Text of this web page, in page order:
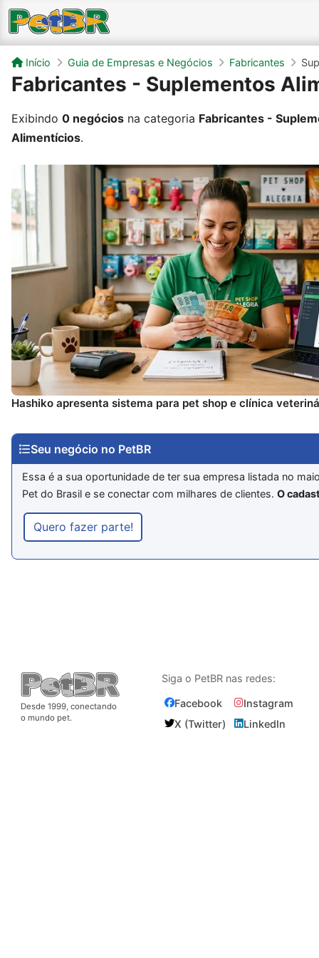
Início Guia de Empresas e Negócios Fabricantes
Fabricantes - Suplementos
Exibindo 0 negócios na categoria Fabricantes -
Alimentícios.
Hashiko apresenta sistema para pet shop e clínica
Seu negócio no PetBR
Essa é a sua oportunidade de ter sua empresa listada no
Pet do Brasil e se conectar com milhares de clientes.O
Quero fazer parte!
Desde 1999, conectando
o mundo pet.
Siga o PetBR nas redes:
Facebook
Instagram
X (Twitter)
LinkedIn